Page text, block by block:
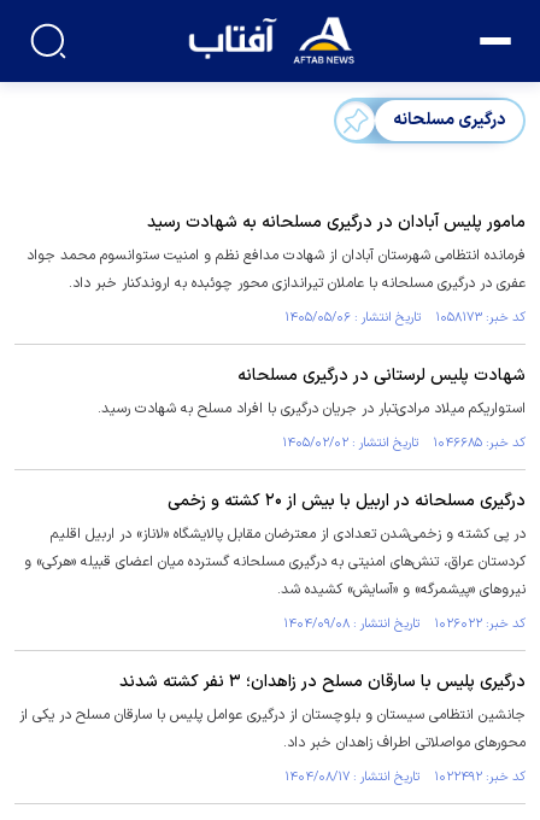
درگیری مسلحانه
مامور پلیس آبادان در درگیری مسلحانه به شهادت رسید
فرمانده انتظامی شهرستان آبادان از شهادت مدافع نظم و امنیت ستوانسوم محمد جواد
عفری در درگیری مسلحانه با عاملان تیراندازی محور چوئبده به اروندکنار خبر داد.
کد خبر: ۱۰۵۸۱۷۳ تاریخ انتشار : ۱۴۰۵/۰۵/۰۶
شهادت پلیس لرستانی در درگیری مسلحانه
استواریکم میلاد مرادی‌تبار در جریان درگیری با افراد مسلح به شهادت رسید.
کد خبر: ۱۰۴۶۶۸۵ تاریخ انتشار : ۱۴۰۵/۰۲/۰۲
درگیری مسلحانه در اربیل با بیش از ۲۰ کشته و زخمی
در پی کشته و زخمی‌شدن تعدادی از معترضان مقابل پالایشگاه «لاناز» در اربیل اقلیم
کردستان عراق، تنش‌های امنیتی به درگیری مسلحانه گسترده میان اعضای قبیله «هرکی» و
نیرو‌های «پیشمرگه» و «آسایش» کشیده شد.
کد خبر: ۱۰۲۶۰۲۲ تاریخ انتشار : ۱۴۰۴/۰۹/۰۸
درگیری پليس با سارقان مسلح در زاهدان؛ ۳ نفر کشته شدند
جانشین انتظامی سیستان و بلوچستان از درگیری عوامل پلیس با سارقان مسلح در یکی از
محورهای مواصلاتی اطراف زاهدان خبر داد.
کد خبر: ۱۰۲۲۴۹۲ تاریخ انتشار : ۱۴۰۴/۰۸/۱۷